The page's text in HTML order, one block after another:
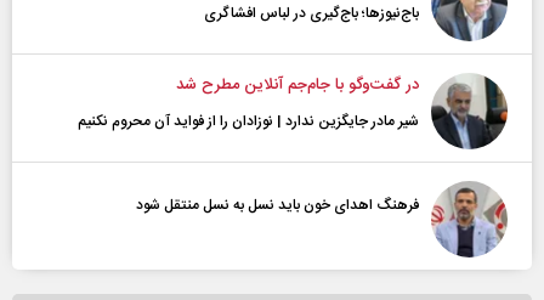
باج‌نیوزها؛ باج‌گیری در لباس افشاگری
در گفت‌و‌گو با جام‌جم آنلاین مطرح شد
شیر مادر جایگزین ندارد | نوزادان را از فواید آن محروم نکنیم
فرهنگ اهدای خون باید نسل به نسل منتقل شود